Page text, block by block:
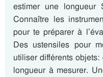
estimer une longueur
Connaître les
pour te préparer à
Des ustensiles pour
utiliser différents
longueur à mesurer.